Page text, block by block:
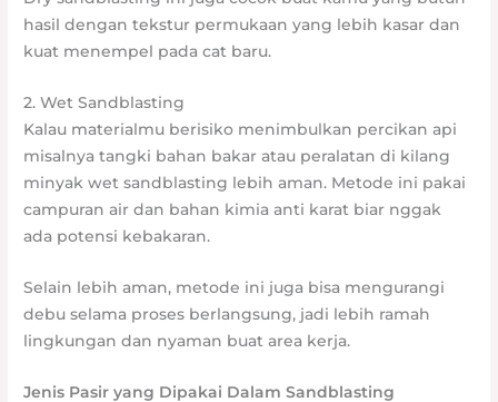
hasil dengan tekstur permukaan yang lebih kasar dan
kuat menempel pada cat baru.
2. Wet Sandblasting
Kalau materialmu berisiko menimbulkan percikan api
misalnya tangki bahan bakar atau peralatan di kilang
minyak wet sandblasting lebih aman. Metode ini pakai
campuran air dan bahan kimia anti karat biar nggak
ada potensi kebakaran.
Selain lebih aman, metode ini juga bisa mengurangi
debu selama proses berlangsung, jadi lebih ramah
lingkungan dan nyaman buat area kerja.
Jenis Pasir yang Dipakai Dalam Sandblasting